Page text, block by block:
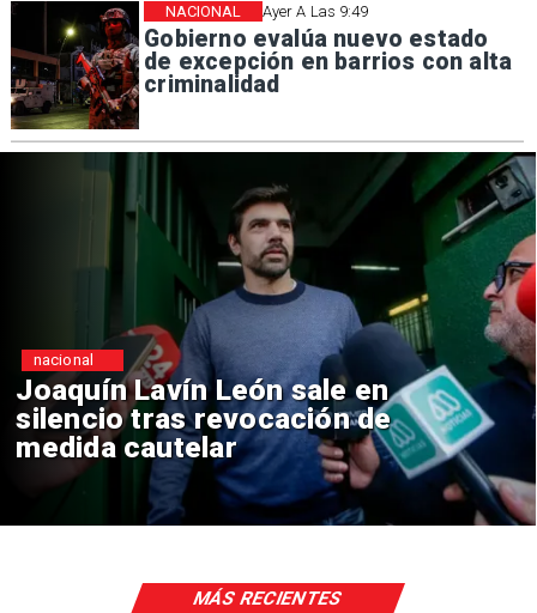
Ayer A Las 9:49
Gobierno evalúa nuevo estado
de excepción en barrios con alta
criminalidad
NACIONAL
Chile y Venezuela formalizan
reinicio de relaciones
consulares
nacional
MÁS RECIENTES